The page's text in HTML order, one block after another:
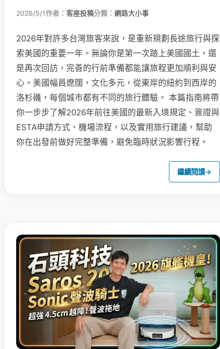
2026/5/1作者： 客座投稿分類： 網路大小事
2026年對許多台灣旅客來說，是重新規劃長途旅行與探
索美國的重要一年。無論你是第一次踏上美國國土，還
是再次回訪，完善的行前準備都能讓旅程更加順利與安
心。美國幅員遼闊，文化多元，從東岸的紐約到西岸的
洛杉磯，每個城市都有不同的旅行體驗。 本篇指南將帶
你一步步了解2026年前往美國的最新入境規定、簽證與
ESTA申請方式、機場流程，以及實用旅行建議，幫助
你在出發前做好完整準備，避免臨時狀況影響行程。
繼續閱讀→